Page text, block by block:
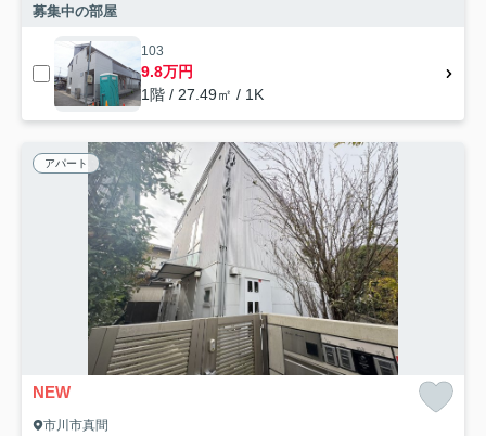
募集中の部屋
103
9.8万円
1階 / 27.49㎡ / 1K
アパート
NEW
市川市真間